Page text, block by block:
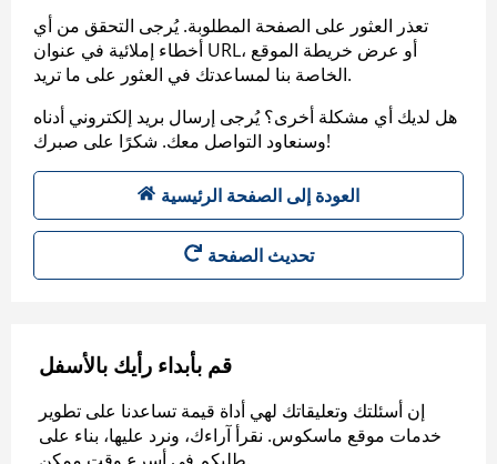
تعذر العثور على الصفحة المطلوبة. يُرجى التحقق من أي
أخطاء إملائية في عنوان URL، أو عرض خريطة الموقع
الخاصة بنا لمساعدتك في العثور على ما تريد.
هل لديك أي مشكلة أخرى؟ يُرجى إرسال بريد إلكتروني أدناه
وسنعاود التواصل معك. شكرًا على صبرك!
العودة إلى الصفحة الرئيسية
تحديث الصفحة
قم بأبداء رأيك بالأسفل
إن أسئلتك وتعليقاتك لهي أداة قيمة تساعدنا على تطوير
خدمات موقع ماسكوس. نقرأ آراءك، ونرد عليها، بناء على